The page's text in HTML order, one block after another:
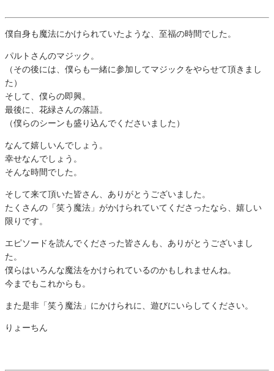
僕自身も魔法にかけられていたような、至福の時間でした。
パルトさんのマジック。
（その後には、僕らも一緒に参加してマジックをやらせて頂きまし
た）
そして、僕らの即興。
最後に、花緑さんの落語。
（僕らのシーンも盛り込んでくださいました）
なんて嬉しいんでしょう。
幸せなんでしょう。
そんな時間でした。
そして来て頂いた皆さん、ありがとうございました。
たくさんの「笑う魔法」がかけられていてくださったなら、嬉しい
限りです。
エピソードを読んでくださった皆さんも、ありがとうございまし
た。
僕らはいろんな魔法をかけられているのかもしれませんね。
今までもこれからも。
また是非「笑う魔法」にかけられに、遊びにいらしてください。
りょーちん